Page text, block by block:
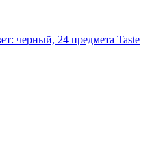
черный, 24 предмета Taste